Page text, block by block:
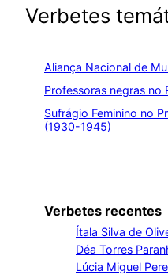
Verbetes
Aliança Nacional de
Professoras negras no
Sufrágio Feminino no
(1930-1945)
Verbetes recentes
Ítala Silva de
Déa Torres
Lúcia Miguel